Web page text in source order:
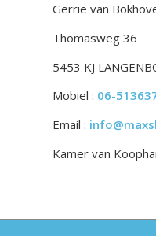
Gerrie van
Thomasweg 36
5453 KJ
Mobiel : 06-
Email :
Kamer van